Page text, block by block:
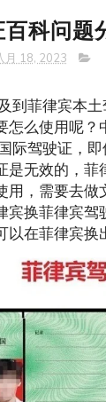
科问题
月 18, 2023
到菲律宾本
怎么使用呢
际驾驶证，
是无效的，
用，需要去
宾换菲律宾
以在菲律宾换